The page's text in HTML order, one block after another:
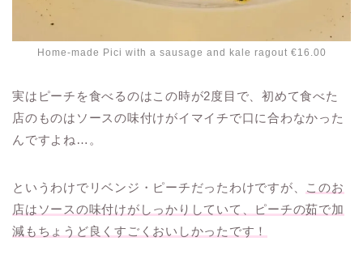
Home-made Pici with a sausage and kale ragout €16.00
実はピーチを食べるのはこの時が2度目で、初めて食べた
店のものはソースの味付けがイマイチで口に合わなかった
んですよね…。
というわけでリベンジ・ピーチだったわけですが、 このお
店はソースの味付けがしっかりしていて、ピーチの茹で加
減もちょうど良くすごくおいしかったです！